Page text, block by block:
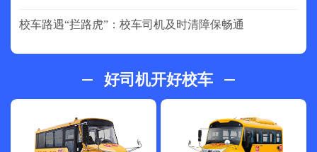
校车路遇“拦路虎”：校车司机及时清障保畅通
好司机开好校车